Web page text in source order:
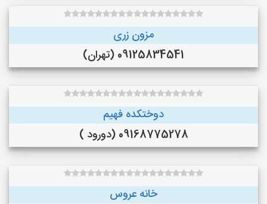
مزون زری
09125834541 (تهران)
دوختکده فهیم
09168775278 (دورود )
خانه عروس